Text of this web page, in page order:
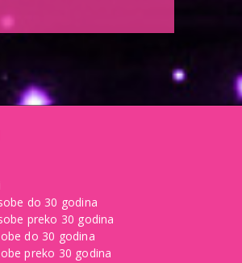
do 30 godina
preko 30 godina
do 30 godina
preko 30 godina